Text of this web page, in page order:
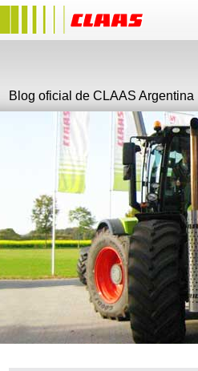
Blog oficial de CLAAS Argentina